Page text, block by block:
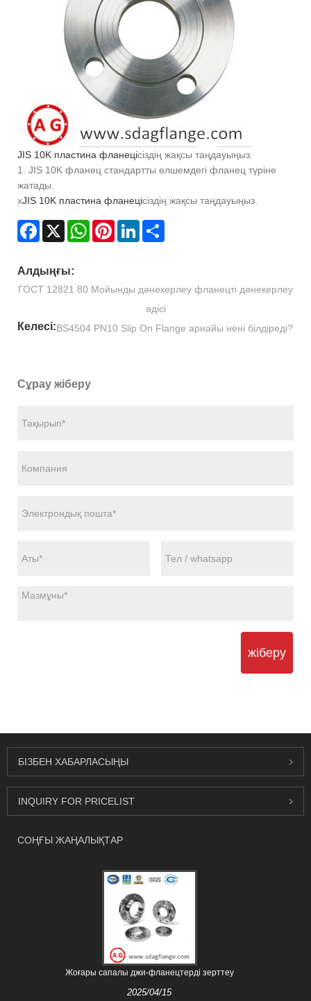
JIS 10K пластина фланецісіздің жақсы таңдауыңыз.
1. JIS 10K фланец стандартты өлшемдегі фланец түріне
жатады.
xJIS 10K пластина фланецісіздің жақсы таңдауыңыз.
Facebook
X WhatsAppPinterestLinkedIn
Алдыңғы:
ГОСТ 12821 80 Мойынды дәнекерлеу фланецті дәнекерлеу
әдісі
Келесі:BS4504 PN10 Slip On Flange арнайы нені білдіреді?
Сұрау жіберу
жіберу
БІЗБЕН ХАБАРЛАСЫҢЫ
INQUIRY FOR PRICELIST
СОҢҒЫ ЖАҢАЛЫҚТАР
Жоғары сапалы джи-фланецтерді зерттеу
2025/04/15